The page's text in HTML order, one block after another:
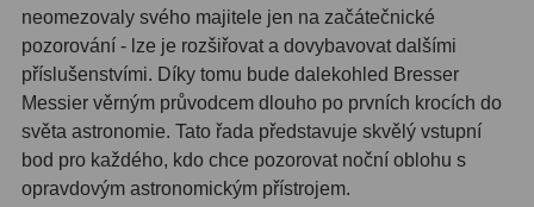
Barlow 5x
Převracecí4
Hledáčky28
Optické hledáčky15
neomezovaly svého majitele jen na začátečnické
pozorování - lze je rozšiřovat a dovybavovat dalšími
příslušenstvími. Díky tomu bude dalekohled Bresser
Messier věrným průvodcem dlouho po prvních krocích do
světa astronomie. Tato řada představuje skvělý vstupní
bod pro každého, kdo chce pozorovat noční oblohu s
opravdovým astronomickým přístrojem.